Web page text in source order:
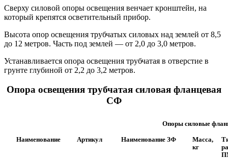
Сверху силовой опоры освещения венчает кронштейн, на
который крепятся осветительный прибор.
Высота опор освещения трубчатых силовых над землей от 8,5
до 12 метров. Часть под землей — от 2,0 до 3,0 метров.
Устанавливается опора освещения трубчатая в отверстие в
грунте глубиной от 2,2 до 3,2 метров.
Опора освещения трубчатая силовая фланцевая
СФ
Опоры силовые
Наименование Артикул Наименование ЗФ
Масса,
кг